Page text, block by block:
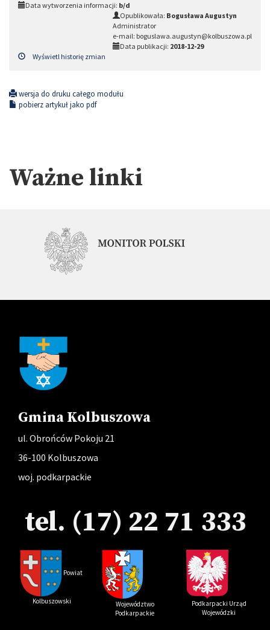
Data wytworzenia informacji: b/d
Opublikowała: Bogusława Augustyn
Administrator
e-mail: boguslawa.augustyn@kolbuszowa.pl
Data publikacji: 2018-12-29
Wyświetl historię zmian
wersja do druku całego modułu
pobierz artykuł jako pdf
Ważne linki
Gmina Kolbuszowa
ul. Obrońców Pokoju 21
36-100 Kolbuszowa
woj. podkarpackie
tel. (17) 22 71 333
Powiat
Kolbuszowski
Województwo
Podkarpackie
Podkarpacki Urząd
Wojewódzki